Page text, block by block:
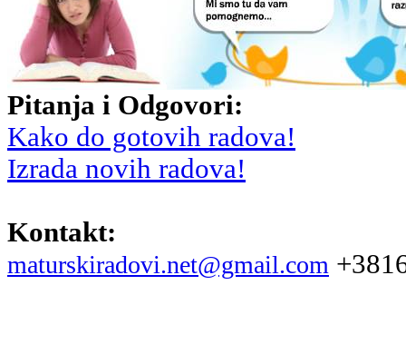
Pitanja i Odgovori:
Kako do gotovih radova!
Izrada novih radova!
Kontakt:
maturskiradovi.net@gmail.com